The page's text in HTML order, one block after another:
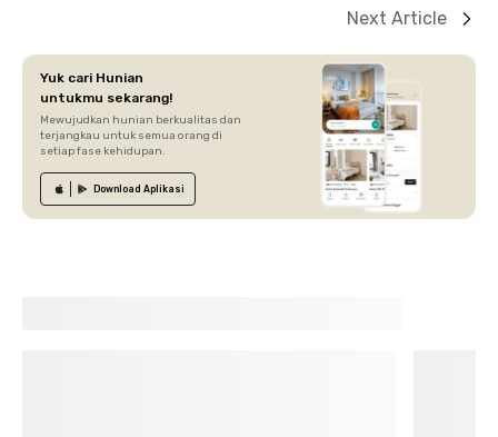
Next Article
Yuk cari Hunian
untukmu sekarang!
Mewujudkan hunian berkualitas dan
terjangkau untuk semua orang di
setiap fase kehidupan.
Download Aplikasi